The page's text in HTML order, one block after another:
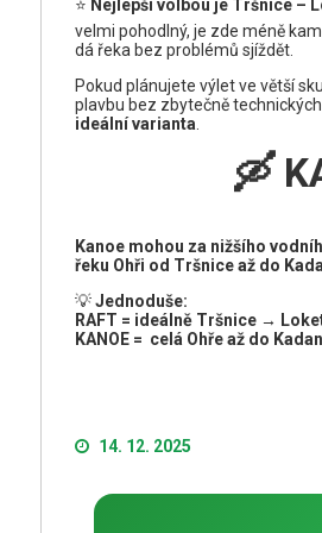
⭐ Nejlepší volbou je Tršnice –
velmi pohodlný, je zde méně
dá řeka bez problémů sjíždět.
Pokud plánujete výlet ve větší
plavbu bez zbytečně
ideální varianta
🛶
Kanoe mohou za nižšího
řeku Ohři od Tršnice až do
💡Jednoduše:
RAFT = ideálně Tršnice →
KANOE = celá Ohře až do
14. 12. 2025